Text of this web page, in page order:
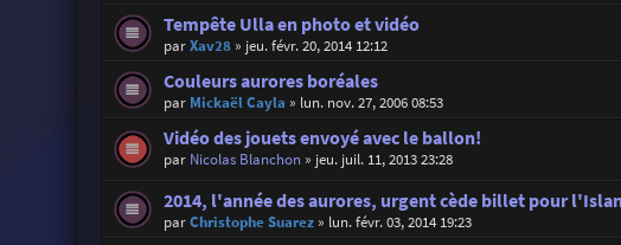
Tempête Ulla en photo et vidéo
parXav28» jeu. févr. 20, 2014 12:12
Couleurs aurores boréales
par Mickaël Cayla » lun. nov. 27, 2006 08:53
Vidéo des jouets envoyé avec le ballon!
par Nicolas Blanchon» jeu. juil. 11, 2013 23:28
2014, l'année des aurores, urgent cède billet pour
parChristophe Suarez» lun. févr. 03, 2014 19:23